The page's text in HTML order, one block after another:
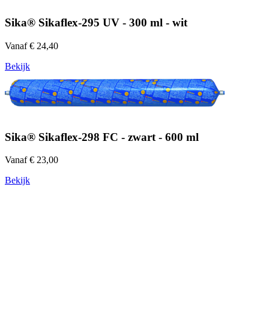
Sika® Sikaflex-295 UV - 300 ml - wit
Vanaf € 24,40
Bekijk
Sika® Sikaflex-298 FC - zwart - 600 ml
Vanaf € 23,00
Bekijk